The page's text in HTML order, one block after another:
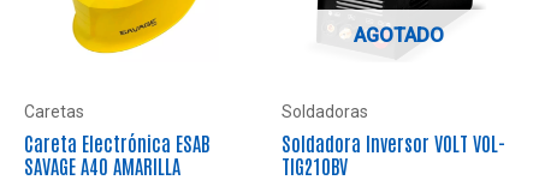
Caretas
Careta Electrónica ESAB
SAVAGE A40 AMARILLA
AGOTADO
Soldadoras
Soldadora Inversor VOLT VOL-
TIG210BV